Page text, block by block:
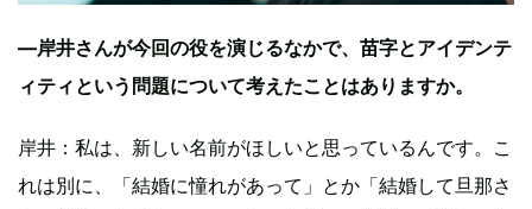
—岸井さんが今回の役を演じるなかで、苗字とアイデンテ
ィティという問題について考えたことはありますか。
岸井：私は、新しい名前がほしいと思っているんです。こ
れは別に、「結婚に憧れがあって」とか「結婚して旦那さ